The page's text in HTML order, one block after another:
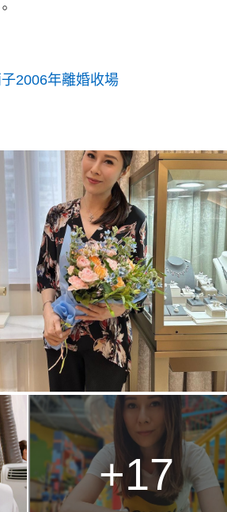
2006年離婚收場
+17